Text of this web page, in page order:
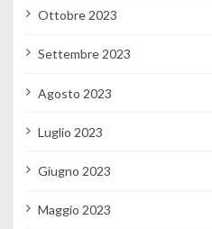
Ottobre 2023
Settembre 2023
Agosto 2023
Luglio 2023
Giugno 2023
Maggio 2023